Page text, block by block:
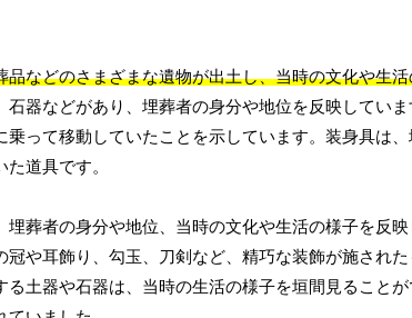
品などのさまざまな遺物が出土し、当時の文化や生
石器などがあり、埋葬者の身分や地位を反映してい
乗って移動していたことを示しています。装身具は
道具です。
埋葬者の身分や地位、当時の文化や生活の様子を反
冠や耳飾り、勾玉、刀剣など、精巧な装飾が施され
る土器や石器は、当時の生活の様子を垣間見ること